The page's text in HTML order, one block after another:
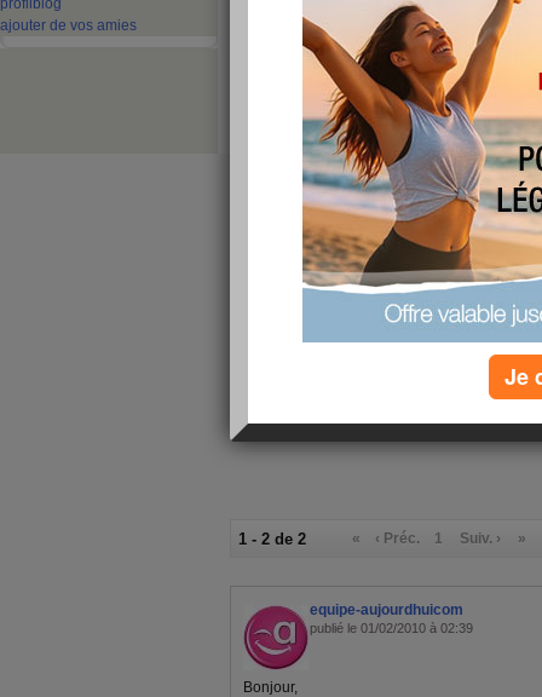
profil blog
ajouter de vos amies
publié le 27/01/2010 à 19:56
j'ai fait8/10
Les 10
Super
1 - 2 de 2 « ‹ Préc. 1 Suiv. › »
equipe-aujourdhuicom
publié le 01/02/2010 à 02:39
Bonjour,
Je